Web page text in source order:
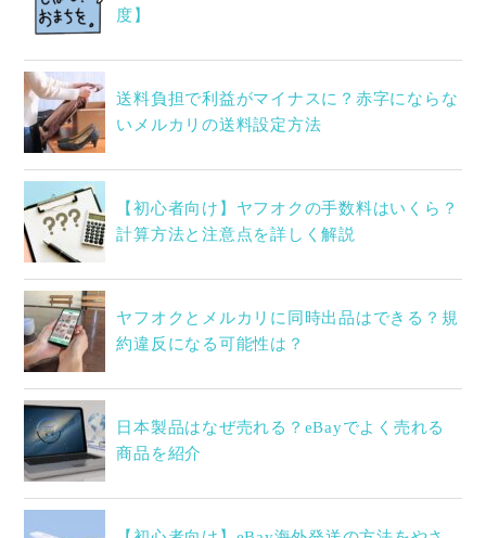
度】
送料負担で利益がマイナスに？赤字にならな
いメルカリの送料設定方法
【初心者向け】ヤフオクの手数料はいくら？
計算方法と注意点を詳しく解説
ヤフオクとメルカリに同時出品はできる？規
約違反になる可能性は？
日本製品はなぜ売れる？eBayでよく売れる
商品を紹介